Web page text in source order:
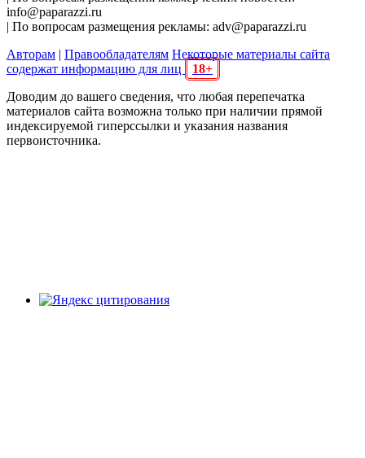
info@paparazzi.ru
| По вопросам размещения рекламы: adv@paparazzi.ru
Авторам | Правообладателям Некоторые материалы сайта
содержат информацию для лиц
18+
Доводим до вашего сведения, что любая перепечатка
материалов сайта возможна только при наличии прямой
индексируемой гиперссылки и указания названия
первоисточника.